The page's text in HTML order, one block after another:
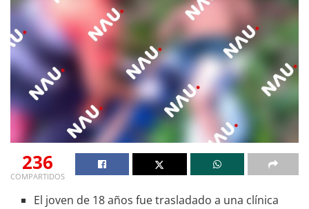
236
COMPARTIDOS
El joven de 18 años fue trasladado a una clínica